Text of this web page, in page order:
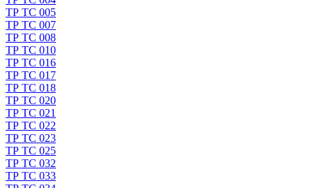
ТР ТС 005
ТР ТС 007
ТР ТС 008
ТР ТС 010
ТР ТС 016
ТР ТС 017
ТР ТС 018
ТР ТС 020
ТР ТС 021
ТР ТС 022
ТР ТС 023
ТР ТС 025
ТР ТС 032
ТР ТС 033